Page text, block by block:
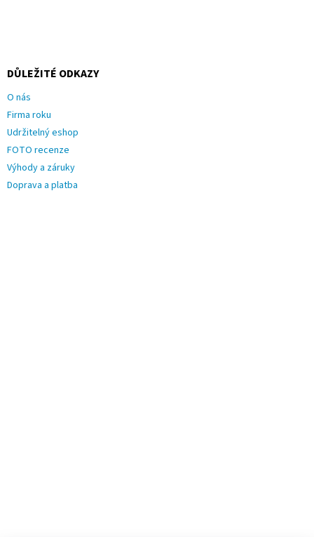
DŮLEŽITÉ ODKAZY
O nás
Firma roku
Udržitelný eshop
FOTO recenze
Výhody a záruky
Doprava a platba